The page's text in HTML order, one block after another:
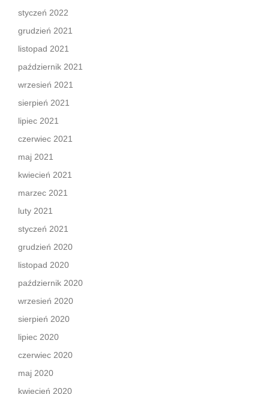
styczeń 2022
grudzień 2021
listopad 2021
październik 2021
wrzesień 2021
sierpień 2021
lipiec 2021
czerwiec 2021
maj 2021
kwiecień 2021
marzec 2021
luty 2021
styczeń 2021
grudzień 2020
listopad 2020
październik 2020
wrzesień 2020
sierpień 2020
lipiec 2020
czerwiec 2020
maj 2020
kwiecień 2020